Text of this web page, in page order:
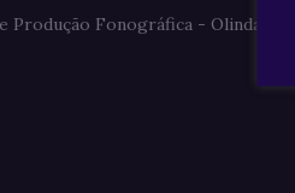
Produção Fonográfica - Olinda